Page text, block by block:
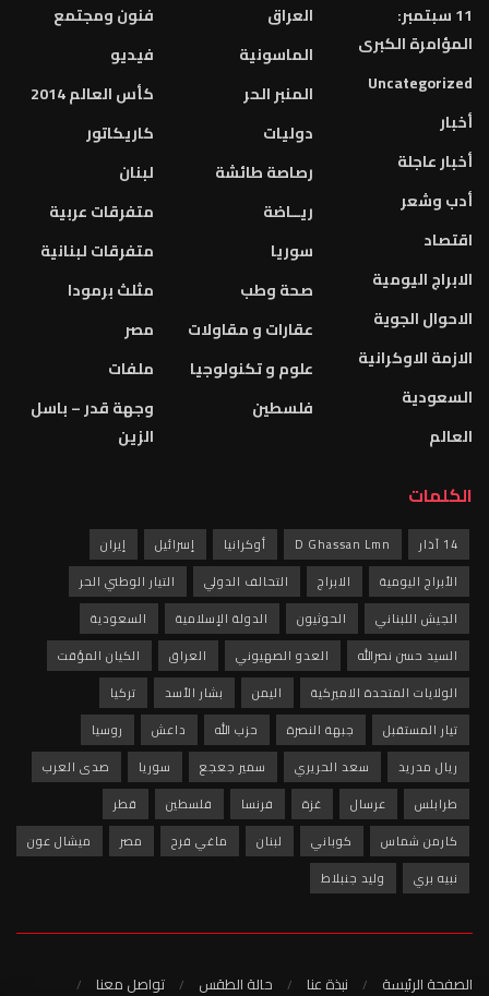
11 سبتمبر:
المؤامرة الكبرى
Uncategorized
أخبار
أخبار عاجلة
أدب وشعر
اقتصاد
الابراج اليومية
الاحوال الجوية
الازمة الاوكرانية
السعودية
العالم
العراق
الماسونية
المنبر الحر
دوليات
رصاصة طائشة
ريــاضة
سوريا
صحة وطب
عقارات و مقاولات
علوم و تكنولوجيا
فلسطين
فنون ومجتمع
فيديو
كأس العالم 2014
كاريكاتور
لبنان
متفرقات عربية
متفرقات لبنانية
مثلث برمودا
مصر
ملفات
وجهة قدر – باسل
الزين
الكلمات
14 آذار D Ghassan Lmn أوكرانيا إسرائيل
إيران
الأبراج اليومية
الابراج التحالف الدولي
التيار الوطني الحر
الجيش اللبناني
الحوثيون الدولة الإسلامية
السعودية
السيد حسن نصرالله
العدو الصهيوني العراق
الكيان المؤقت
الولايات المتحدة الاميركية
اليمن بشار الأسد
تركيا
تيار المستقبل
جبهة النصرة حزب الله داعش
روسيا
ريال مدريد
سعد الحريري سمير جعجع سوريا
صدى العرب
طرابلس
عرسال غزة فرنسا فلسطين
قطر
كارمن شماس
كوباني لبنان ماغي فرح مصر
ميشال عون
نبيه بري
وليد جنبلاط
الصفحة الرئيسة نبذة عنا حالة الطقس
تواصل معنا